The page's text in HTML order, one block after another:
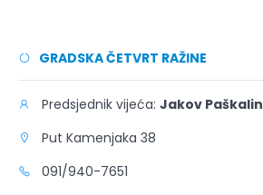
GRADSKA ČETVRT RAŽINE
Predsjednik vijeća: Jakov Paškalin
Put Kamenjaka 38
091/940-7651